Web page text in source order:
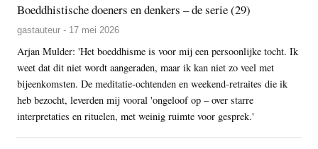
Boeddhistische doeners en denkers – de serie (29)
gastauteur - 17 mei 2026
Arjan Mulder: 'Het boeddhisme is voor mij een persoonlijke tocht. Ik
weet dat dit niet wordt aangeraden, maar ik kan niet zo veel met
bijeenkomsten. De meditatie-ochtenden en weekend-retraites die ik
heb bezocht, leverden mij vooral 'ongeloof op – over starre
interpretaties en rituelen, met weinig ruimte voor gesprek.'